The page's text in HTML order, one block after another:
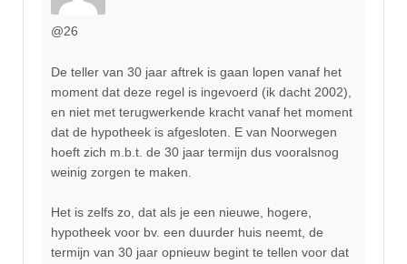
@26
De teller van 30 jaar aftrek is gaan lopen vanaf het
moment dat deze regel is ingevoerd (ik dacht 2002),
en niet met terugwerkende kracht vanaf het moment
dat de hypotheek is afgesloten. E van Noorwegen
hoeft zich m.b.t. de 30 jaar termijn dus vooralsnog
weinig zorgen te maken.
Het is zelfs zo, dat als je een nieuwe, hogere,
hypotheek voor bv. een duurder huis neemt, de
termijn van 30 jaar opnieuw begint te tellen voor dat